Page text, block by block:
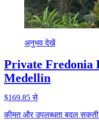
अनुभव देखें
Private Fredonia
Medellin
$169.85 से
कीमत और उपलब्धता बदल सकती